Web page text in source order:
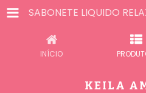
INÍCIO
KEILA